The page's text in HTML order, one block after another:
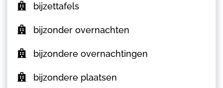
bijzettafels
bijzonder overnachten
bijzondere overnachtingen
bijzondere plaatsen